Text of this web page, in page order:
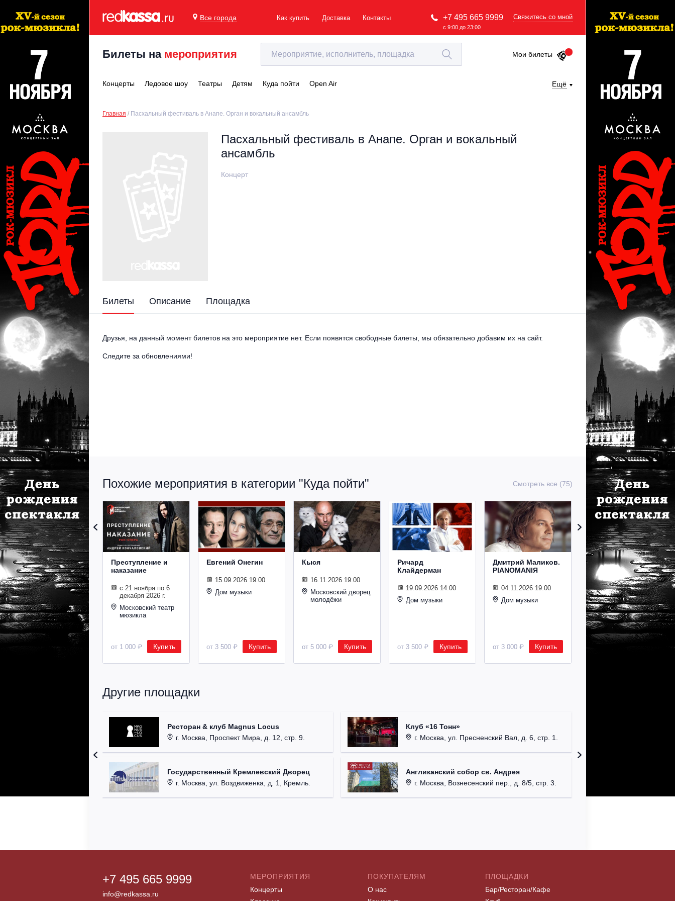
Все города Как купить Доставка Контакты +7 495 665 9999
с 9:00 до 23:00
Свяжитесь со мной
Билеты на мероприятия Мои билеты
Концерты Ледовое шоу Театры Детям Куда пойти Open Air Ещё
Главная Пасхальный фестиваль в Анапе. Орган и вокальный ансамбль
Пасхальный фестиваль в Анапе. Орган и вокальный
ансамбль
Концерт
Билеты Описание Площадка
Друзья, на данный момент билетов на это мероприятие нет. Если появятся свободные билеты, мы обязательно добавим их на сайт.
Следите за обновлениями!
Похожие мероприятия в категории "Куда пойти" Смотреть все (75)
Преступление и
наказание
с 21 ноября по 6
декабря 2026 г.
Московский театр
мюзикла
от 1 000 ₽ Купить
Евгений Онегин
15.09.2026 19:00
Дом музыки
от 3 500 ₽ Купить
Кыся
16.11.2026 19:00
Московский дворец
молодёжи
от 5 000 ₽ Купить
Ричард
Клайдерман
19.09.2026 14:00
Дом музыки
от 3 500 ₽ Купить
Дмитрий Маликов.
PIANOMANIЯ
04.11.2026 19:00
Дом музыки
от 3 000 ₽ Купить
Рождественский
концерт
Владимира
Спивакова
24.12.2026 19:00
Дом музыки
Другие площадки
Ресторан & клуб Magnus Locus
г. Москва, Проспект Мира, д. 12, стр. 9.
Государственный Кремлевский Дворец
г. Москва, ул. Воздвиженка, д. 1, Кремль.
Клуб «16 Тонн»
г. Москва, ул. Пресненский Вал, д. 6, стр. 1.
Англиканский собор св. Андрея
г. Москва, Вознесенский пер., д. 8/5, стр. 3.
+7 495 665 9999
info@redkassa.ru
МЕРОПРИЯТИЯ
Концерты
ПОКУПАТЕЛЯМ
О нас
ПЛОЩАДКИ
Бар/Ресторан/Кафе